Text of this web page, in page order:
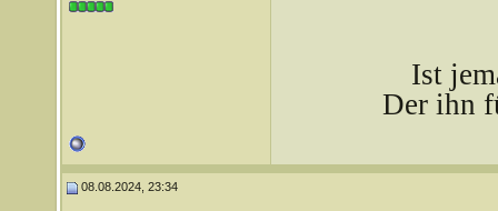
Ist
Der ihn
08.08.2024, 23:34